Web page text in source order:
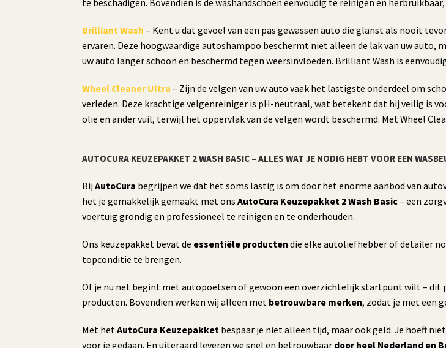
te beschadigen. Bovendien is de washandschoen eenvoudig te reinigen en
Brilliant Wash – Kent u dat gevoel van een pas gewassen auto die glanst als nooit
ervaren. Deze hoogwaardige autoshampoo beschermt niet alleen de lak van uw
uw auto langer schoon en beschermd tegen weersinvloeden. Brilliant Wash is
Wheel Cleaner Ultra – Zijn de velgen van uw auto vaak het lastigste onderdeel om
verleden. Deze krachtige velgenreiniger is pH-neutraal, wat betekent dat hij veilig is
olie en ander vuil, terwijl het oppervlak van de velgen wordt beschermd. Met Wheel
AUTOCURA KEUZEPAKKET 2 WASH BASIC – ALLES WAT JE NODIG HEBT VOOR EEN
BijAutoCura begrijpen we dat het soms lastig is om door het enorme aanbod van
het je gemakkelijk gemaakt met onsAutoCura Keuzepakket 2 Wash Basic– een
voertuig grondig en professioneel te reinigen en te onderhouden.
Ons keuzepakket bevat de essentiële producten die elke autoliefhebber of detailer
topconditie te brengen.
Of je nu net begint met autopoetsen of gewoon een overzichtelijk startpunt wilt – dit
producten. Bovendien werken wij alleen met betrouwbare merken, zodat je met een
Met hetAutoCura Keuzepakket bespaar je niet alleen tijd, maar ook geld. Je hoeft
voor je gedaan. En uiteraard leveren we snel en betrouwbaar door heel Nederland en